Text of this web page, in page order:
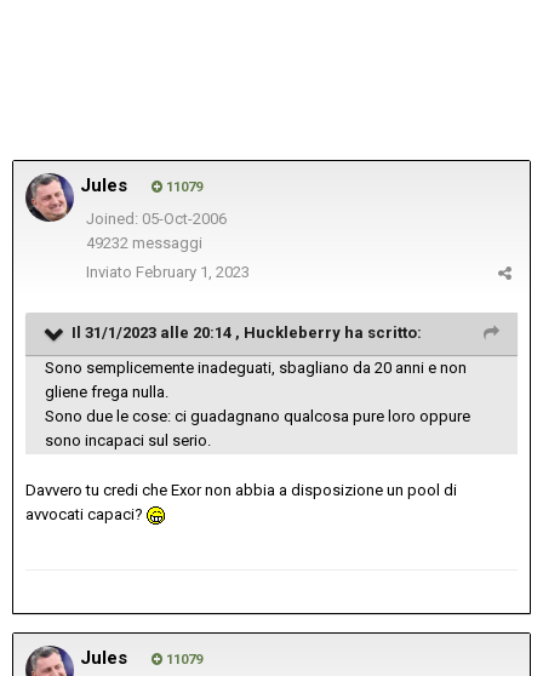
Jules 11079
Joined: 05-Oct-2006
49232 messaggi
Inviato February 1, 2023
Il 31/1/2023 alle 20:14 , Huckleberry ha scritto:
Sono semplicemente inadeguati, sbagliano da 20 anni e non
gliene frega nulla.
Sono due le cose: ci guadagnano qualcosa pure loro oppure
sono incapaci sul serio.
Davvero tu credi che Exor non abbia a disposizione un pool di
avvocati capaci?
Jules 11079